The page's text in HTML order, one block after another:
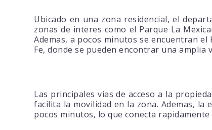
Ubicado en una zona residencial, el
zonas de interes como el Parque La
Ademas, a pocos minutos se encuentran
Fe, donde se pueden encontrar una amplia
Las principales vias de acceso a la
facilita la movilidad en la zona. Ademas,
pocos minutos, lo que conecta